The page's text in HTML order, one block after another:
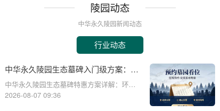
陵园动态
中华永久陵园新闻动态
行业动态
中华永久陵园生态墓碑入门级方案：完
整报价与一站式服务打包特惠解析
中华永久陵园生态墓碑特惠方案详解：环
保、经济、个性化选择☎ 中华永久陵园电
2026-08-07 09:36